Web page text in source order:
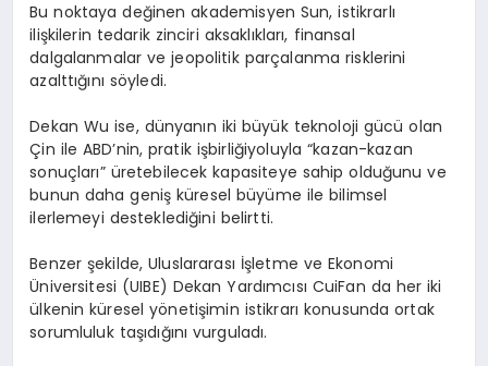
Bu noktaya değinen akademisyen Sun, istikrarlı
ilişkilerin tedarik zinciri aksaklıkları, finansal
dalgalanmalar ve jeopolitik parçalanma risklerini
azalttığını söyledi.
Dekan Wu ise, dünyanın iki büyük teknoloji gücü olan
Çin ile ABD’nin, pratik işbirliğiyoluyla “kazan-kazan
sonuçları” üretebilecek kapasiteye sahip olduğunu ve
bunun daha geniş küresel büyüme ile bilimsel
ilerlemeyi desteklediğini belirtti.
Benzer şekilde, Uluslararası İşletme ve Ekonomi
Üniversitesi (UIBE) Dekan Yardımcısı CuiFan da her iki
ülkenin küresel yönetişimin istikrarı konusunda ortak
sorumluluk taşıdığını vurguladı.